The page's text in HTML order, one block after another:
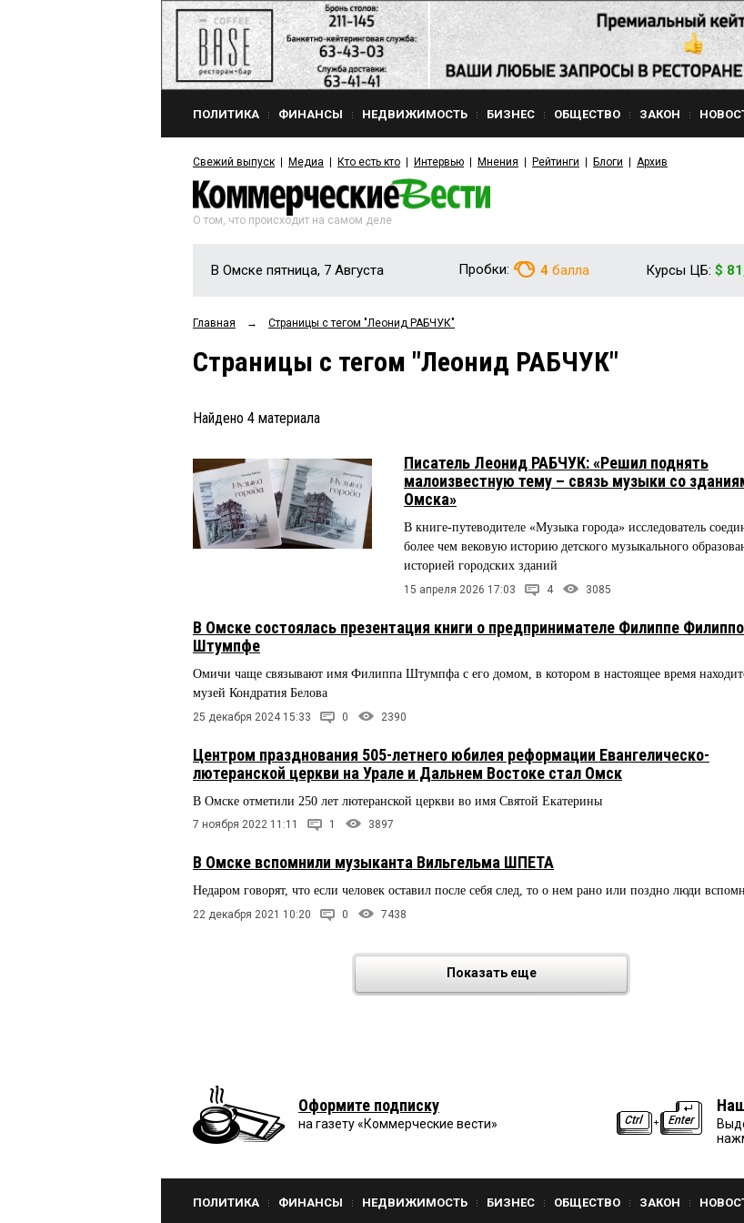
ПОЛИТИКА ФИНАНСЫ НЕДВИЖИМОСТЬ БИЗНЕС ОБЩЕСТВО ЗАКОН
Свежий выпуск Медиа Кто есть кто Интервью Мнения Рейтинги Блоги Архив
О том, что происходит на самом деле
В Омске пятница, 7 Августа Пробки: 4 балла Курсы ЦБ: $
Главная → Страницы c тегом "Леонид РАБЧУК"
Страницы c тегом "Леонид РАБЧУК"
Найдено 4 материала
Писатель Леонид РАБЧУК: «Решил поднять
малоизвестную тему – связь музыки со
Омска»
В книге-путеводителе «Музыка города» исследователь
более чем вековую историю детского музыкального
историей городских зданий
15 апреля 2026 17:03 4 3085
В Омске состоялась презентация книги о предпринимателе Филиппе
Штумпфе
Омичи чаще связывают имя Филиппа Штумпфа с его домом, в котором в настоящее время
музей Кондратия Белова
25 декабря 2024 15:33 0 2390
Центром празднования 505-летнего юбилея реформации Евангелическо-
лютеранской церкви на Урале и Дальнем Востоке стал Омск
В Омске отметили 250 лет лютеранской церкви во имя Святой Екатерины
7 ноября 2022 11:11 1 3897
В Омске вспомнили музыканта Вильгельма ШПЕТА
Недаром говорят, что если человек оставил после себя след, то о нем рано или поздно люди
22 декабря 2021 10:20 0 7438
Показать еще
Оформите подписку
на газету «Коммерческие вести»
ПОЛИТИКА ФИНАНСЫ НЕДВИЖИМОСТЬ БИЗНЕС ОБЩЕСТВО ЗАКОН